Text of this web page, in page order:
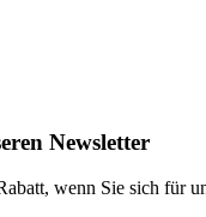
Newsletter
wenn Sie sich für